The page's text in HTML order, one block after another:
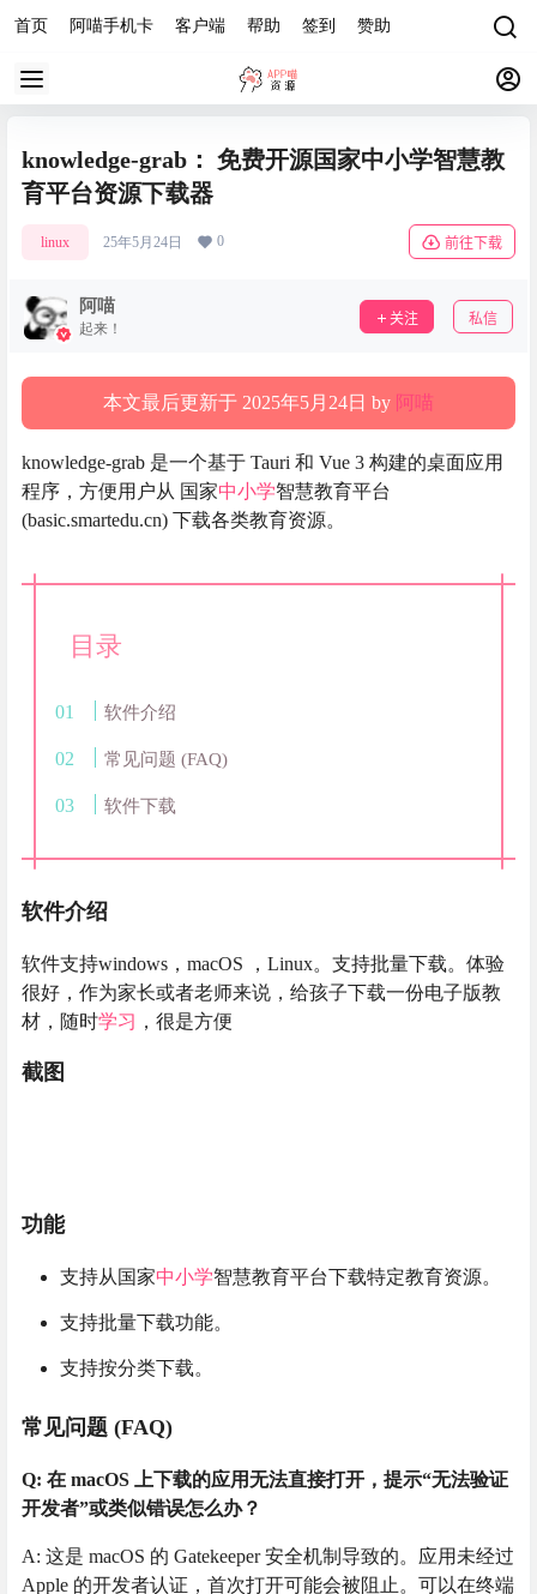
首页 阿喵手机卡 客户端 帮助 签到 赞助
knowledge-grab： 免费开源国家中小学智慧教
育平台资源下载器
linux 25年5月24日 0 前往下载
阿喵
起来！
关注 私信
本文最后更新于 2025年5月24日 by 阿喵
knowledge-grab 是一个基于 Tauri 和 Vue 3 构建的桌面应用
程序，方便用户从 国家中小学智慧教育平台
(basic.smartedu.cn) 下载各类教育资源。
目录
软件介绍
常见问题 (FAQ)
软件下载
软件介绍
软件支持windows，macOS ，Linux。支持批量下载。体验
很好，作为家长或者老师来说，给孩子下载一份电子版教
材，随时学习 ，很是方便
截图
功能
支持从国家中小学智慧教育平台下载特定教育资源。
支持批量下载功能。
支持按分类下载。
常见问题 (FAQ)
Q: 在 macOS 上下载的应用无法直接打开，提示“无法验证
开发者”或类似错误怎么办？
A: 这是 macOS 的 Gatekeeper 安全机制导致的。应用未经过
Apple 的开发者认证，首次打开可能会被阻止。可以在终端